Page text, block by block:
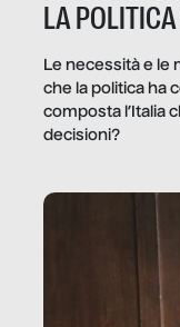
LA
Le necessità e le
che la politica ha
composta l’Italia
decisioni?